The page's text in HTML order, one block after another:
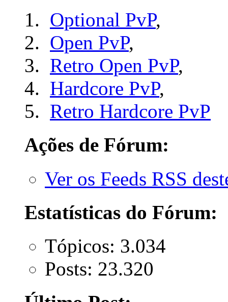
Optional PvP,
Open PvP,
Retro Open PvP,
Hardcore PvP,
Retro Hardcore PvP
Ações de Fórum:
Ver os Feeds RSS
Estatísticas do Fórum:
Tópicos: 3.034
Posts: 23.320